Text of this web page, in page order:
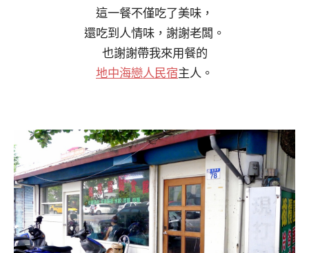
這一餐不僅吃了美味，
還吃到人情味，謝謝老闆。
也謝謝帶我來用餐的
地中海戀人民宿主人。